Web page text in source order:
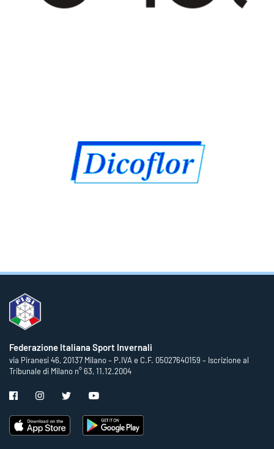
Federazione Italiana Sport Invernali
via Piranesi 46, 20137 Milano – P.IVA e C.F. 05027640159 – Iscrizione al
Tribunale di Milano n° 63, 11.12.2004